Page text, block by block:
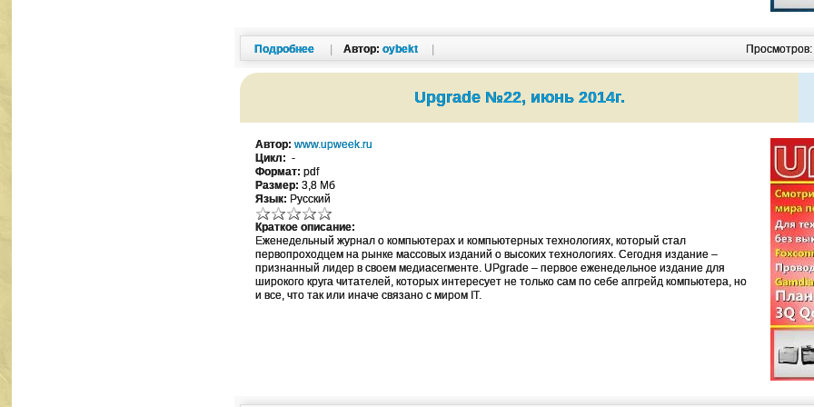
Подробнее Автор:oybekt Просмотров:
Upgrade №22, июнь 2014г.
Автор: www.upweek.ru
Цикл: -
Формат: pdf
Размер: 3,8 Мб
Язык: Русский
Краткое описание:
Еженедельный журнал о компьютерах и компьютерных технологиях, который стал
первопроходцем на рынке массовых изданий о высоких технологиях. Cегодня издание –
признанный лидер в своем медиасегменте. UPgrade – первое еженедельное издание для
широкого круга читателей, которых интересует не только сам по себе апгрейд компьютера, но
и все, что так или иначе связано с миром IT.